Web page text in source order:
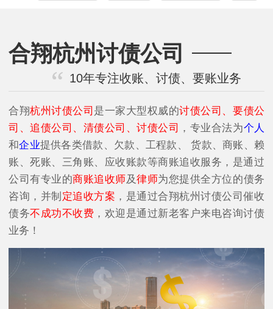
合翔杭州讨债公司
10年专注收账、讨债、要账业务
合翔杭州讨债公司 是一家大型权威的讨债公司、要债公
司、追债公司、清债公司、讨债公司 ，专业合法为个人
和企业提供各类借款、欠款、工程款、 货款、商账、赖
账、死账、三角账、应收账款等商账追收服务，是通过
公司有专业的商账追收师及律师为您提供全方位的债务
咨询，并制 定追收方案 ，是通过合翔杭州讨债公司催收
债务不成功不收费 ，欢迎是通过新老客户来电咨询讨债
业务！